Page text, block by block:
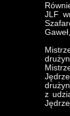
JLF
z